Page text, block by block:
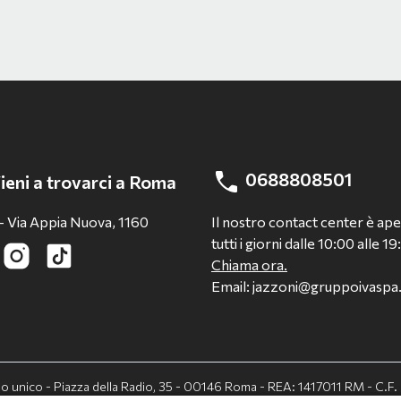
a trovarci a Roma
Via Appia Nuova, 1160
0688808501
Il nostro contact center è
tutti i giorni dalle 10:00 alle
Chiama ora.
Email:
unico - Piazza della Radio, 35 - 00146 Roma - REA: 1417011 RM -